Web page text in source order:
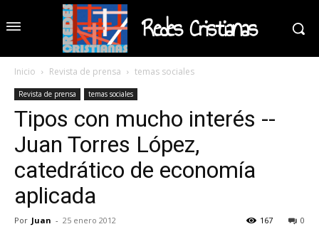
Redes Cristianas
Inicio Revista de prensa temas sociales
Revista de prensa temas sociales
Tipos con mucho interés --
Juan Torres López,
catedrático de economía
aplicada
Por Juan - 25 enero 2012 0
167